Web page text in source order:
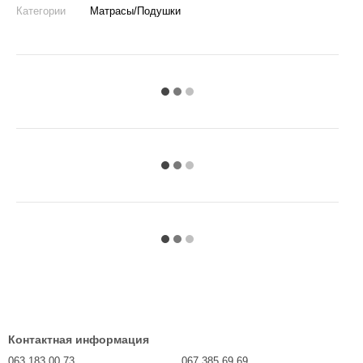
Категории Матрасы/Подушки
Контактная информация